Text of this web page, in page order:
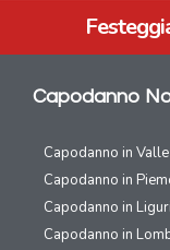
Capodanno
Capodanno in Valle
Capodanno in
Capodanno in
Capodanno in